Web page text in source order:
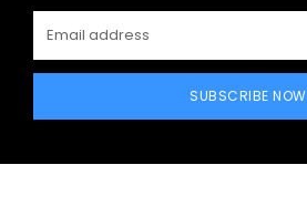
SUBSCRIBE NOW